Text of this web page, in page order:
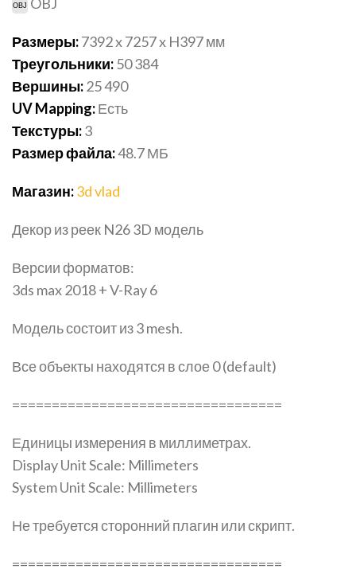
Размеры:7392 x 7257 x H397 мм
Треугольники:50 384
Вершины:25 490
UV Mapping:Есть
Текстуры:3
Размер файла:48.7МБ
Магазин:3d vlad
Декор из реек N26 3D модель
Версии форматов:
3ds max 2018 + V-Ray 6
Модель состоит из 3 mesh.
Все объекты находятся в слое 0 (default)
==================================
Единицы измерения в миллиметрах.
Display Unit Scale: Millimeters
System Unit Scale: Millimeters
Не требуется сторонний плагин или скрипт.
==================================